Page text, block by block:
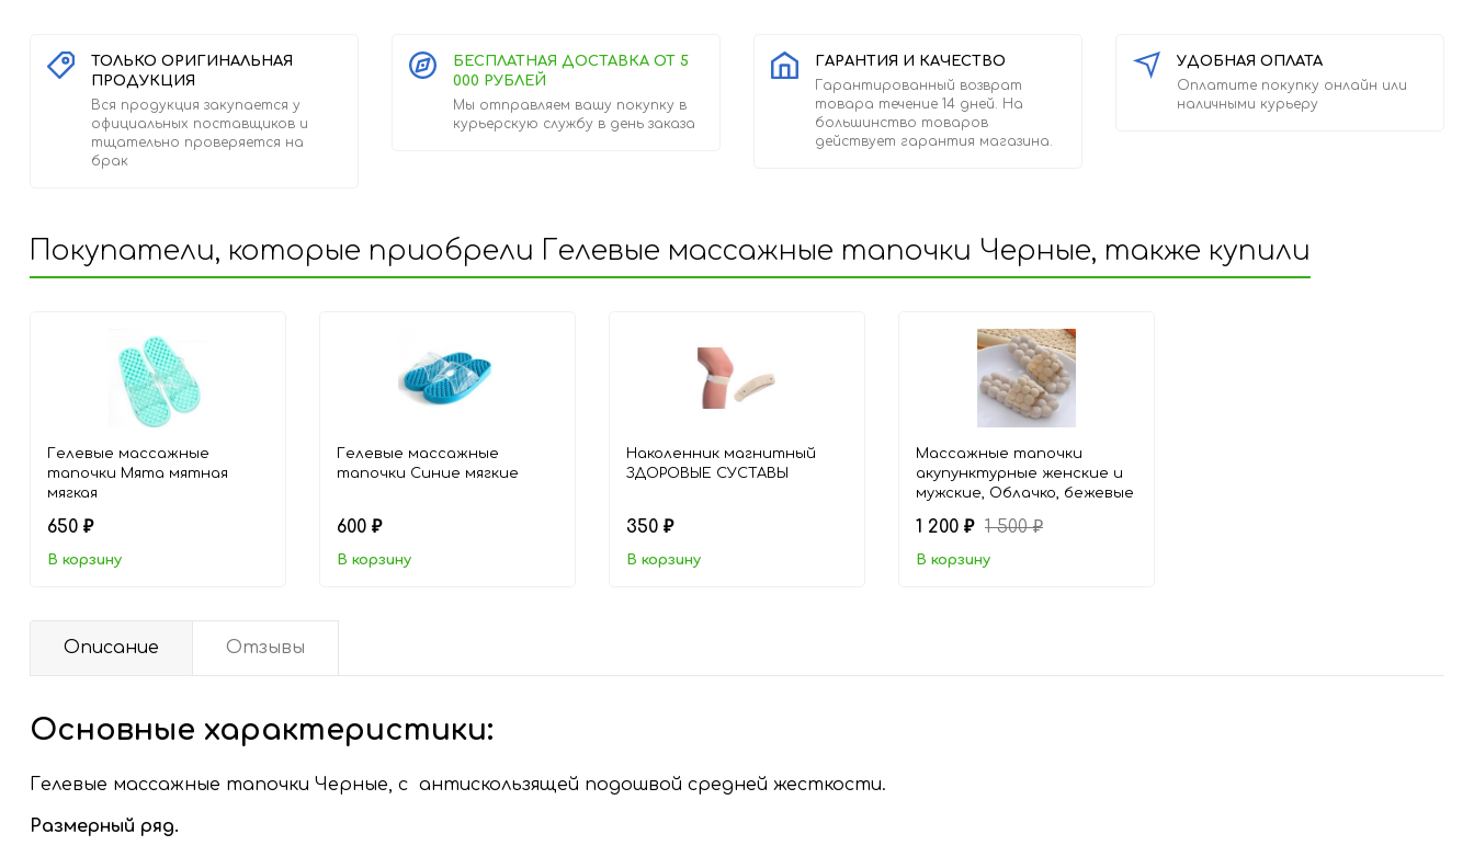
ТОЛЬКО ОРИГИНАЛЬНАЯ
ПРОДУКЦИЯ
Вся продукция закупается у
официальных поставщиков и
тщательно проверяется на
брак
БЕСПЛАТНАЯ ДОСТАВКА ОТ 5
000 РУБЛЕЙ
Мы отправляем вашу покупку в
курьерскую службу в день заказа
ГАРАНТИЯ И КАЧЕСТВО
Гарантированный возврат
товара течение 14 дней. На
большинство товаров
действует гарантия магазина.
УДОБНАЯ ОПЛАТА
Оплатите покупку онлайн или
наличными курьеру
Покупатели, которые приобрели Гелевые массажные тапочки Черные, также купили
Гелевые массажные
тапочки Mята мятная
мягкая
650 ₽
В корзину
Гелевые массажные
тапочки Синие мягкие
600 ₽
В корзину
Наколенник магнитный
ЗДОРОВЫЕ СУСТАВЫ
350 ₽
В корзину
Массажные тапочки
акупунктурные женские и
мужские, Облачко, бежевые
1 200 ₽ 1 500₽
В корзину
Описание Отзывы
Основные характеристики:
Гелевые массажные тапочки Черные, с антискользящей подошвой средней жесткости.
Размерный ряд.